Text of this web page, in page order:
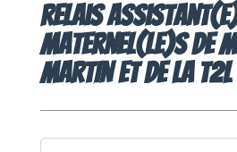
Relais
Maternel(le)s de
MARTIN et de la T2L